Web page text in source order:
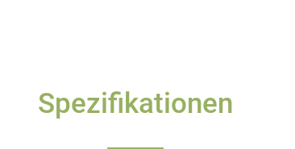
Spezifikationen